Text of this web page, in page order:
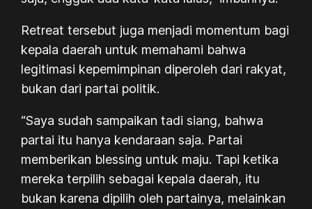
Retreat tersebut juga menjadi momentum bagi
kepala daerah untuk memahami bahwa
legitimasi kepemimpinan diperoleh dari rakyat,
bukan dari partai politik.
“Saya sudah sampaikan tadi siang, bahwa
partai itu hanya kendaraan saja. Partai
memberikan blessing untuk maju. Tapi ketika
mereka terpilih sebagai kepala daerah, itu
bukan karena dipilih oleh partainya, melainkan